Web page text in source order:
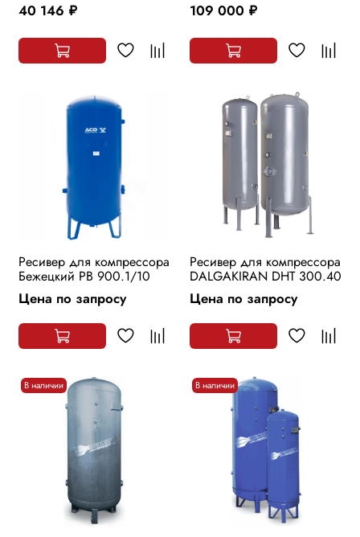
40 146 руб. 109 000 руб.
Ресивер для компрессора
Бежецкий РВ 900.1/10
Цена по запросу
Ресивер для компрессора
DALGAKIRAN DHT 300.40
Цена по запросу
В наличии В наличии